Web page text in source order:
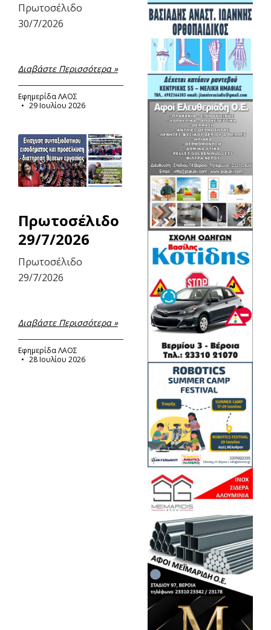
Πρωτοσέλιδο
30/7/2026
Διαβάστε Περισσότερα »
Εφημερίδα ΛΑΟΣ
29 Ιουλίου 2026
Πρωτοσέλιδο
29/7/2026
Πρωτοσέλιδο
29/7/2026
Διαβάστε Περισσότερα »
Εφημερίδα ΛΑΟΣ
28 Ιουλίου 2026